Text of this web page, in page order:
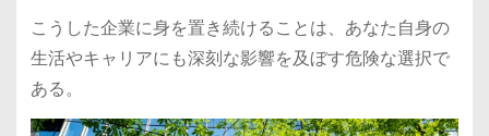
こうした企業に身を置き続けることは、あなた自身の
生活やキャリアにも深刻な影響を及ぼす危険な選択で
ある。